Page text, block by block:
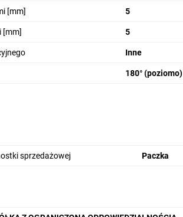
[mm] 5
[mm] 5
Inne
180° (poziomo)
sprzedażowej Paczka